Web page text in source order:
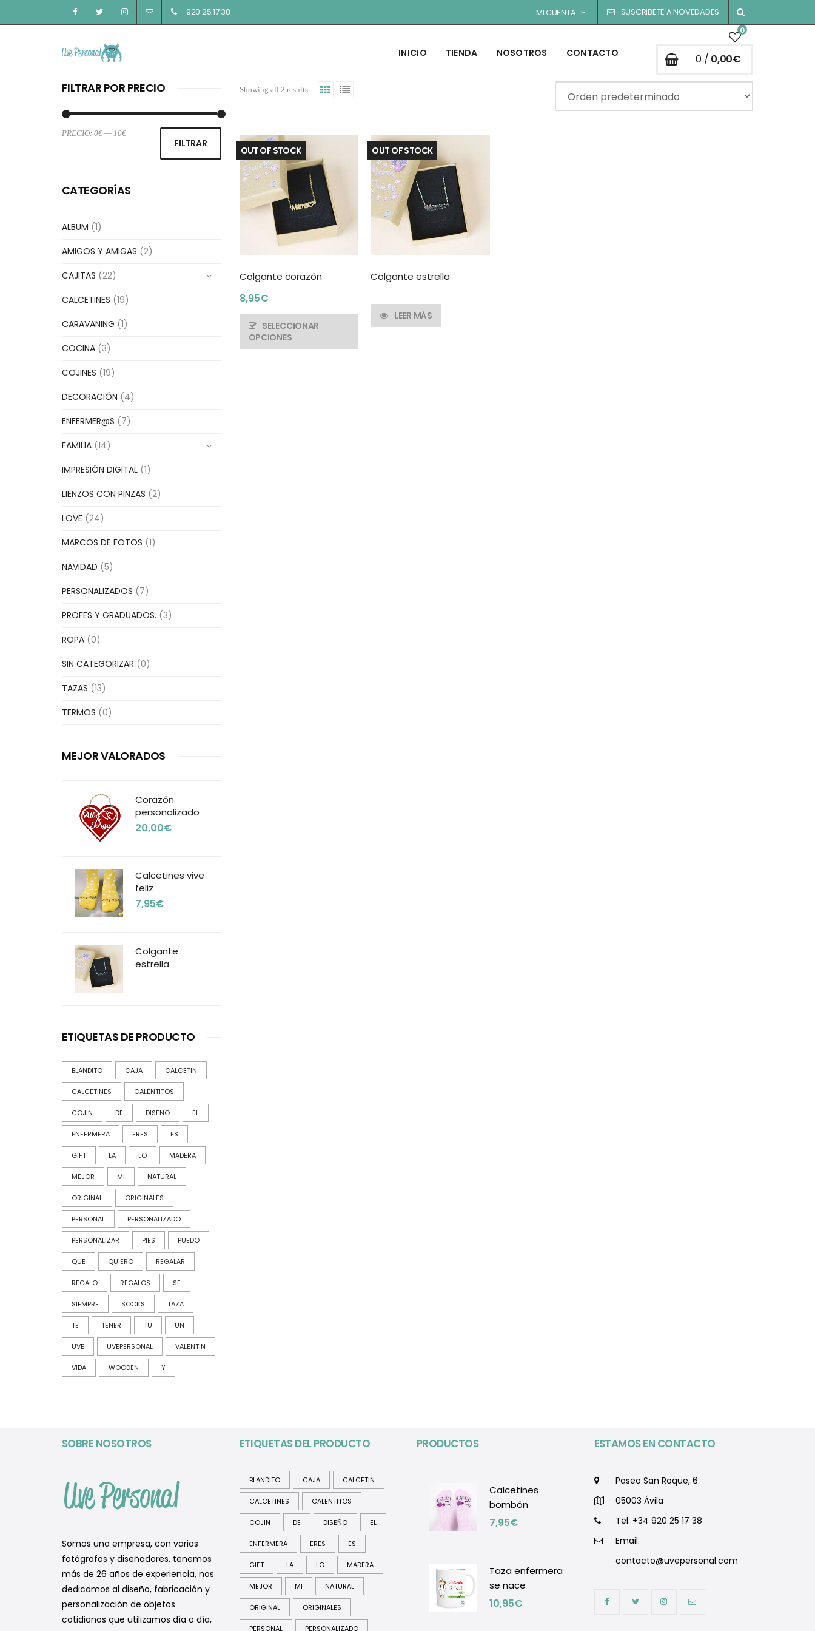
920 25 17 38 MI CUENTA SUSCRIBETE A NOVEDADES
INICIO TIENDA NOSOTROS CONTACTO
0
0 / 0,00€
Showing all 2 results
OUT OF STOCK
Colgante corazón
8,95€
SELECCIONAR
OPCIONES
OUT OF STOCK
Colgante estrella
LEER MÁS
FILTRAR POR PRECIO
Precio
mínimo
Precio
máximo
FILTRAR
PRECIO: 0€ — 10€
CATEGORÍAS
ALBUM (1)
AMIGOS Y AMIGAS (2)
CAJITAS (22)
CALCETINES (19)
CARAVANING (1)
COCINA (3)
COJINES (19)
DECORACIÓN (4)
ENFERMER@S (7)
FAMILIA (14)
IMPRESIÓN DIGITAL (1)
LIENZOS CON PINZAS (2)
LOVE (24)
MARCOS DE FOTOS (1)
NAVIDAD (5)
PERSONALIZADOS (7)
PROFES Y GRADUADOS. (3)
ROPA (0)
SIN CATEGORIZAR (0)
TAZAS (13)
TERMOS (0)
MEJOR VALORADOS
Corazón
personalizado
20,00€
Calcetines vive
feliz
7,95€
Colgante
estrella
ETIQUETAS DE PRODUCTO
BLANDITO CAJA CALCETIN
CALCETINES CALENTITOS
COJIN DE DISEÑO EL
ENFERMERA ERES ES
GIFT LA LO MADERA
MEJOR MI NATURAL
ORIGINAL ORIGINALES
PERSONAL PERSONALIZADO
PERSONALIZAR PIES PUEDO
QUE QUIERO REGALAR
REGALO REGALOS SE
SIEMPRE SOCKS TAZA
TE TENER TU UN
UVE UVEPERSONAL VALENTIN
VIDA WOODEN Y
SOBRE NOSOTROS
Somos una empresa, con varios
fotógrafos y diseñadores, tenemos
más de 26 años de experiencia, nos
dedicamos al diseño, fabricación y
personalización de objetos
cotidianos que utilizamos día a día,
ETIQUETAS DEL PRODUCTO
BLANDITO CAJA CALCETIN
CALCETINES CALENTITOS
COJIN DE DISEÑO EL
ENFERMERA ERES ES
GIFT LA LO MADERA
MEJOR MI NATURAL
ORIGINAL ORIGINALES
PERSONAL PERSONALIZADO
PRODUCTOS
Calcetines
bombón
7,95€
Taza enfermera
se nace
10,95€
ESTAMOS EN CONTACTO
Paseo San Roque, 6
05003 Ávila
Tel. +34 920 25 17 38
Email.
contacto@uvepersonal.com